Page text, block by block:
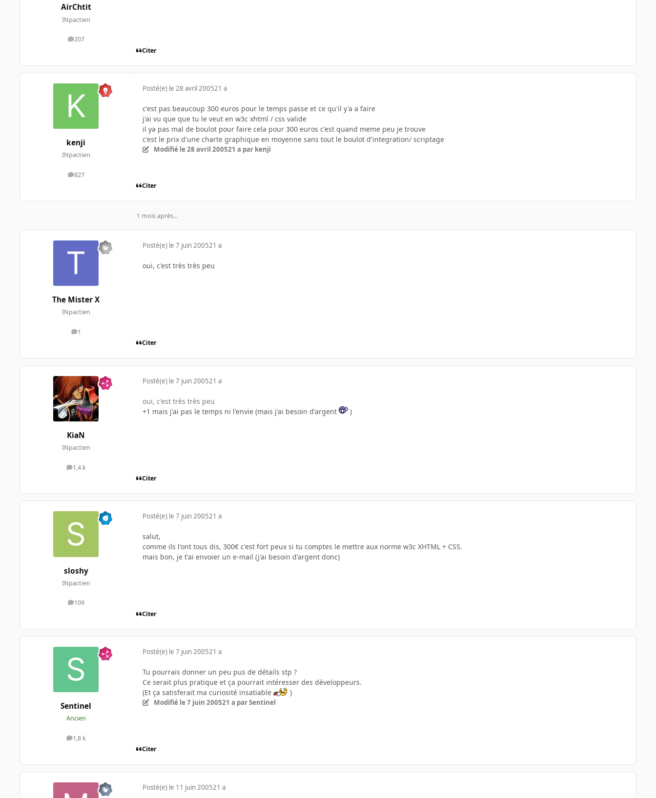
AirChtit
INpactien
207
messages
Citer
kenji
INpactien
827
messages
Posté(e) le 28 avril 200521 a
c'est pas beaucoup 300 euros pour le temps passe et ce qu'il y'a a faire
j'ai vu que que tu le veut en w3c xhtml / css valide
il ya pas mal de boulot pour faire cela pour 300 euros c'est quand meme peu je trouve
c'est le prix d'une charte graphique en moyenne sans tout le boulot d'integration/ scriptage
Modifié le 28 avril 200521 a par kenji
Citer
1 mois après...
The Mister X
INpactien
1
messages
Posté(e) le 7 juin 200521 a
oui, c'est très très peu
Citer
KiaN
INpactien
1,4 k
messages
Posté(e) le 7 juin 200521 a
oui, c'est très très peu
+1 mais j'ai pas le temps ni l'envie (mais j'ai besoin d'argent
)
Citer
sloshy
INpactien
109
messages
Posté(e) le 7 juin 200521 a
salut,
comme ils l'ont tous dis, 300€ c'est fort peux si tu comptes le mettre aux norme w3c XHTML + CSS.
mais bon, je t'ai envoier un e-mail (j'ai besoin d'argent donc)
Citer
Sentinel
Ancien
1,8 k
messages
Posté(e) le 7 juin 200521 a
Tu pourrais donner un peu pus de détails stp ?
Ce serait plus pratique et ça pourrait intéresser des développeurs.
(Et ça satisferait ma curiosité insatiable
)
Modifié le 7 juin 200521 a par Sentinel
Citer
Posté(e) le 11 juin 200521 a